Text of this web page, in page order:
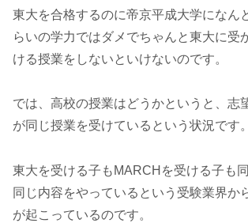
東大を合格するのに帝京平成大学になん
らいの学力ではダメでちゃんと東大に受
ける授業をしないといけないのです。
では、高校の授業はどうかというと、志
が同じ授業を受けているという状況です。
東大を受ける子もMARCHを受ける子も
同じ内容をやっているという受験業界か
が起こっているのです。